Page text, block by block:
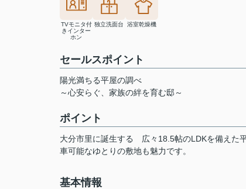
TVモニタ付
きインター
ホン
独立洗面台 浴室乾燥機
セールスポイント
陽光満ちる平屋の調べ
～心安らぐ、家族の絆を育む邸～
ポイント
大分市里に誕生する
広々18.5帖のLDKを備えた
車可能なゆとりの敷地も魅力です。
基本情報